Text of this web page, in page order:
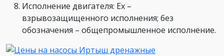
Исполнение двигателя: Ех –
взрывозащищенного исполнения; без
обозначения – общепромышленное исполнение.